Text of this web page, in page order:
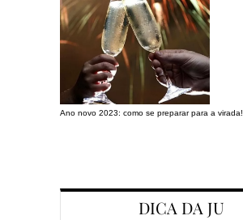
Ano novo 2023: como se preparar para a virada!
DICA DA JU